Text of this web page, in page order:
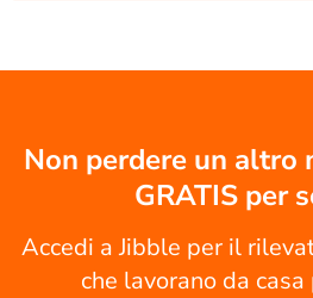
Non perdere un altro
GRATIS per
Accedi a Jibble per il
che lavorano da